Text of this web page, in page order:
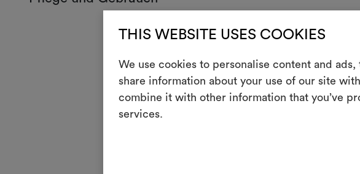
THIS WEBSITE USES COOKIES
We use cookies to personalise content and
share information about your use of our site
combine it with other information that you’ve
services.
Wartung/Waschen
3
Maschinenwäsche bei
halbvoller Trommel;
T